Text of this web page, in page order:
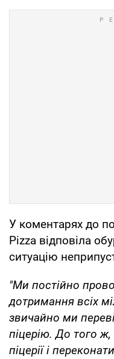
У коментарях до
Pizza відповіла
ситуацію
"Ми постійно
дотримання всіх
звичайно ми
піцерію. До того
піцерії і